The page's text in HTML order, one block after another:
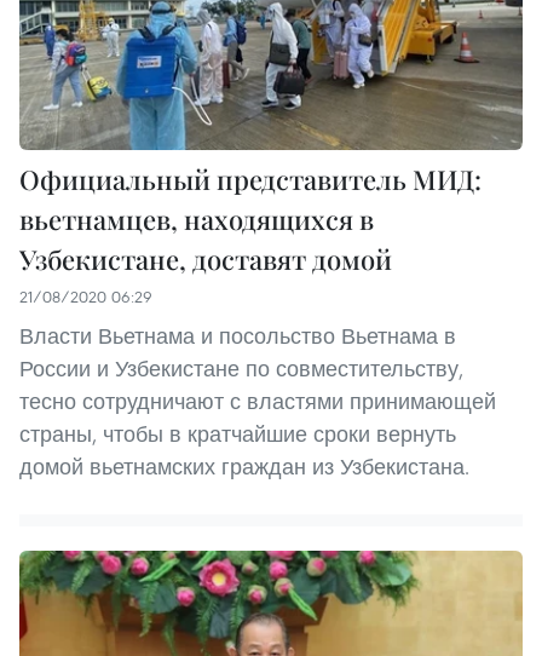
Официальный представитель МИД:
вьетнамцев, находящихся в
Узбекистане, доставят домой
21/08/2020 06:29
Власти Вьетнама и посольство Вьетнама в
России и Узбекистане по совместительству,
тесно сотрудничают с властями принимающей
страны, чтобы в кратчайшие сроки вернуть
домой вьетнамских граждан из Узбекистана.